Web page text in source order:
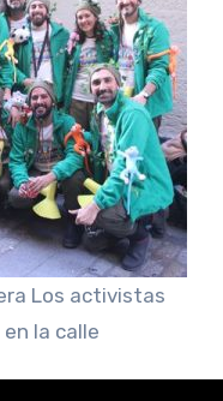
Los activistas
la calle